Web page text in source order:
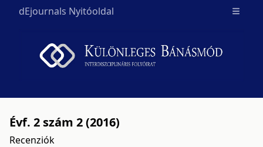
dEjournals Nyitóoldal Open
Évf. 2 szám 2 (2016)
Recenziók